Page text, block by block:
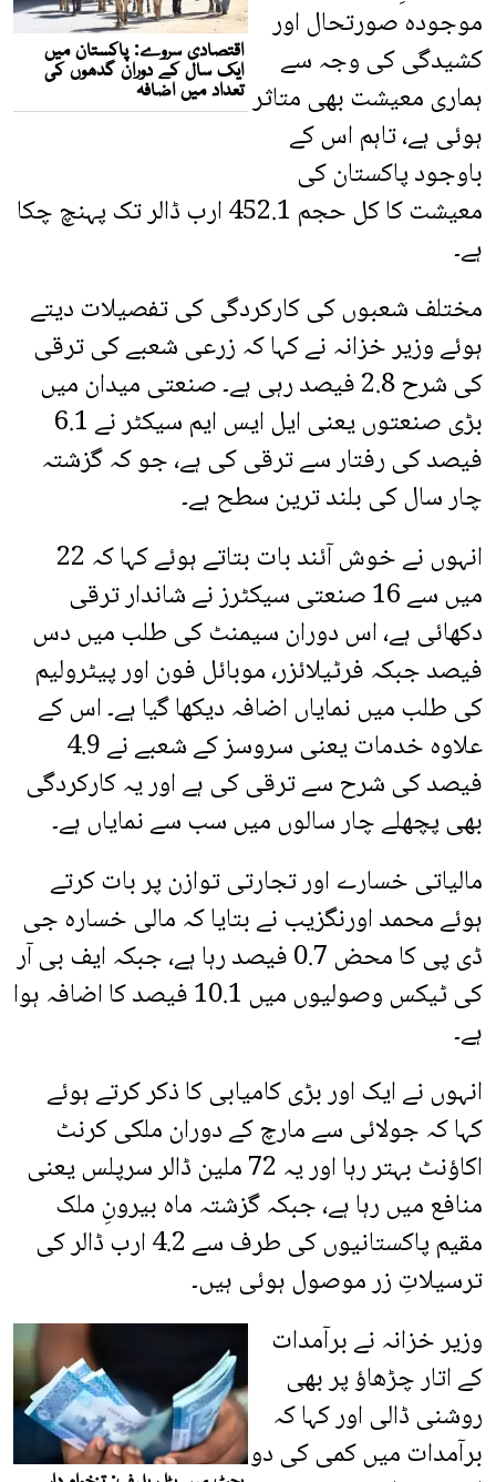
موجودہ صورتحال اور
کشیدگی کی وجہ سے
ہماری معیشت بھی متاثر
ہوئی ہے، تاہم اس کے
باوجود پاکستان کی
معیشت کا کل حجم 452.1 ارب ڈالر تک پہنچ چکا
ہے۔
مختلف شعبوں کی کارکردگی کی تفصیلات دیتے
ہوئے وزیر خزانہ نے کہا کہ زرعی شعبے کی ترقی
کی شرح 2.8 فیصد رہی ہے۔ صنعتی میدان میں
بڑی صنعتوں یعنی ایل ایس ایم سیکٹر نے 6.1
فیصد کی رفتار سے ترقی کی ہے، جو کہ گزشتہ
چار سال کی بلند ترین سطح ہے۔
انہوں نے خوش آئند بات بتاتے ہوئے کہا کہ 22
میں سے 16 صنعتی سیکٹرز نے شاندار ترقی
دکھائی ہے، اس دوران سیمنٹ کی طلب میں دس
فیصد جبکہ فرٹیلائزر، موبائل فون اور پیٹرولیم
کی طلب میں نمایاں اضافہ دیکھا گیا ہے۔ اس کے
علاوہ خدمات یعنی سروسز کے شعبے نے 4.9
فیصد کی شرح سے ترقی کی ہے اور یہ کارکردگی
بھی پچھلے چار سالوں میں سب سے نمایاں ہے۔
مالیاتی خسارے اور تجارتی توازن پر بات کرتے
ہوئے محمد اورنگزیب نے بتایا کہ مالی خسارہ جی
ڈی پی کا محض 0.7 فیصد رہا ہے، جبکہ ایف بی آر
کی ٹیکس وصولیوں میں 10.1 فیصد کا اضافہ ہوا
ہے۔
انہوں نے ایک اور بڑی کامیابی کا ذکر کرتے ہوئے
کہا کہ جولائی سے مارچ کے دوران ملکی کرنٹ
اکاؤنٹ بہتر رہا اور یہ 72 ملین ڈالر سرپلس یعنی
منافع میں رہا ہے، جبکہ گزشتہ ماہ بیرونِ ملک
مقیم پاکستانیوں کی طرف سے 4.2 ارب ڈالر کی
ترسیلاتِ زر موصول ہوئی ہیں۔
وزیر خزانہ نے برآمدات
کے اتار چڑھاؤ پر بھی
روشنی ڈالی اور کہا کہ
برآمدات میں کمی کی دو